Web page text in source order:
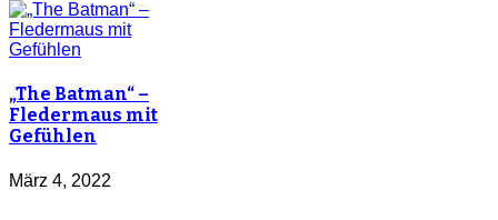
„The Batman“ –
Fledermaus mit
Gefühlen
März 4, 2022